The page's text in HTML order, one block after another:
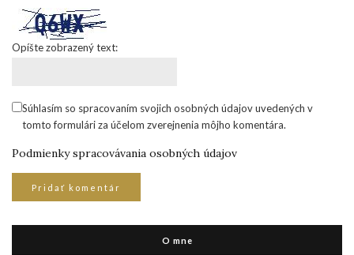
Opíšte zobrazený text:
Súhlasím so spracovaním svojich osobných údajov uvedených v
tomto formulári za účelom zverejnenia môjho komentára.
Podmienky spracovávania osobných údajov
O mne